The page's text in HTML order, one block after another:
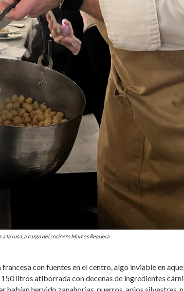
a la rusa, a cargo del cocinero Marcos Reguera
con fuentes en el centro, algo inviable en
litros atiborrada con decenas de ingredientes